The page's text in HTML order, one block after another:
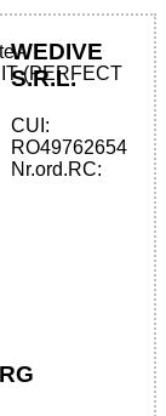
WEDIVE
S.R.L.
CUI:
RO49762654
Nr.ord.RC: